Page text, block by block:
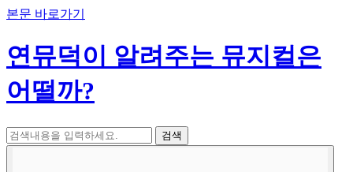
본문 바로가기
연뮤덕이 알려주는 뮤지컬은
어떨까?
검색